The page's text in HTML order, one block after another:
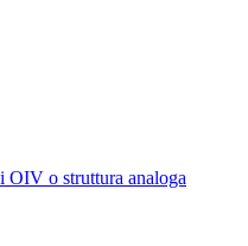
OIV o struttura analoga